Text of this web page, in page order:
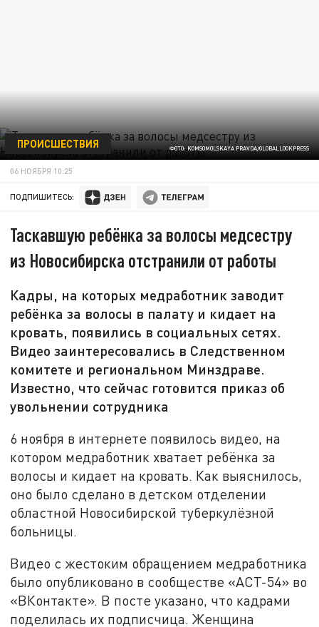
ФОТО: KOMSOMOLSKAYA PRAVDA/GLOBALLOOKPRESS
ПРОИСШЕСТВИЯ
06 НОЯБРЯ 10:25
ПОДПИШИТЕСЬ:
Таскавшую ребёнка за волосы медсестру
из Новосибирска отстранили от работы
Кадры, на которых медработник заводит
ребёнка за волосы в палату и кидает на
кровать, появились в социальных сетях.
Видео заинтересовались в Следственном
комитете и региональном Минздраве.
Известно, что сейчас готовится приказ об
увольнении сотрудника
6 ноября в интернете появилось видео, на
котором медработник хватает ребёнка за
волосы и кидает на кровать. Как выяснилось,
оно было сделано в детском отделении
областной Новосибирской туберкулёзной
больницы.
Видео с жестоким обращением медработника
было опубликовано в сообществе «АСТ-54» во
«ВКонтакте». В посте указано, что кадрами
поделилась их подписчица. Женщина